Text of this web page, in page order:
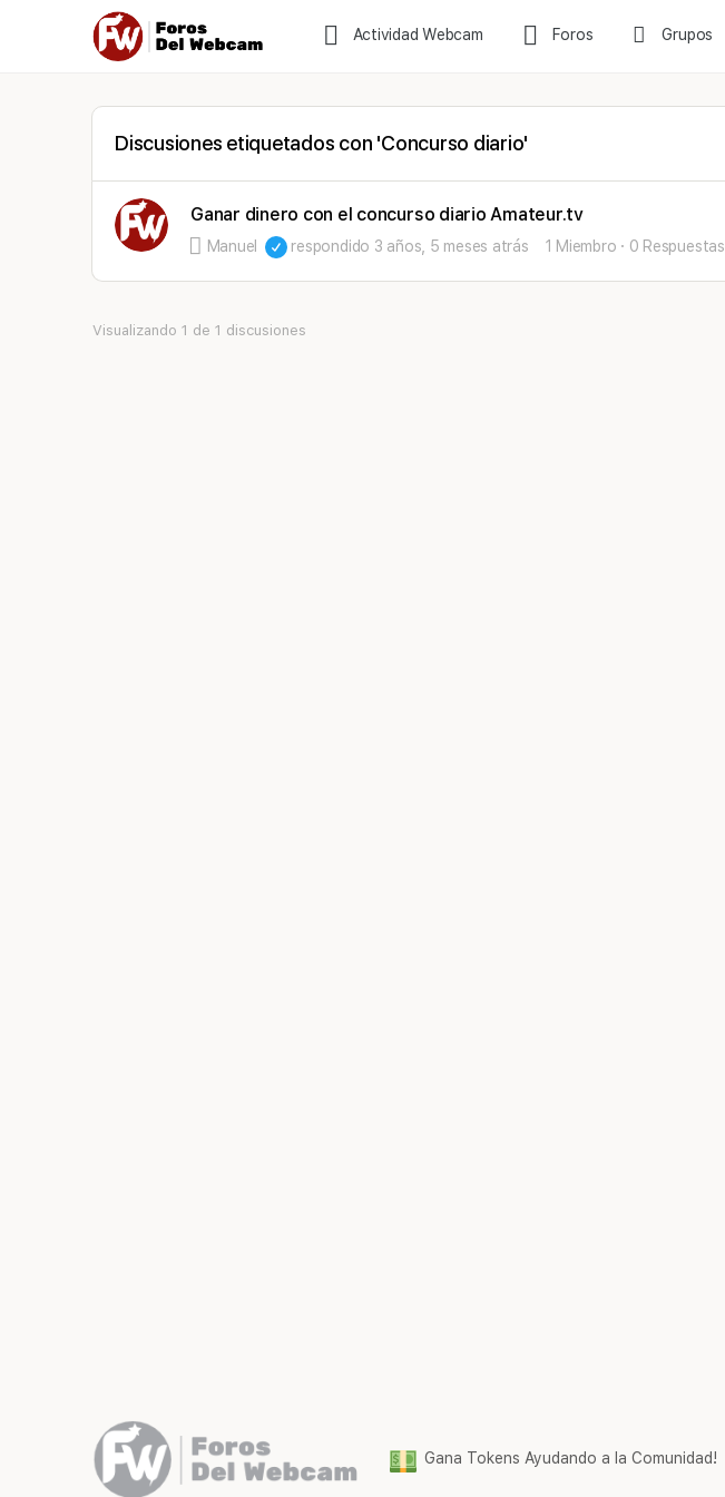
Actividad Webcam Foros Grupos
Discusiones etiquetados con 'Concurso diario'
Ganar dinero con el concurso diario Amateur.tv
Manuel respondido 3 años, 5 meses atrás 1 Miembro · 0 Respuestas
Visualizando 1 de 1 discusiones
Gana Tokens Ayudando a la Comunidad!